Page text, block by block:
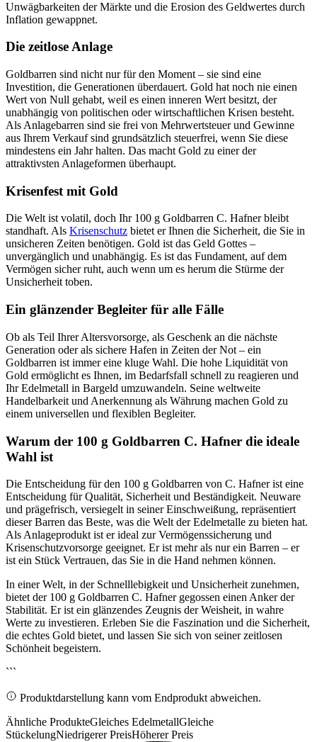
Unwägbarkeiten der Märkte und die Erosion des Geldwertes durch
Inflation gewappnet.
Die zeitlose Anlage
Goldbarren sind nicht nur für den Moment – sie sind eine
Investition, die Generationen überdauert. Gold hat noch nie einen
Wert von Null gehabt, weil es einen inneren Wert besitzt, der
unabhängig von politischen oder wirtschaftlichen Krisen besteht.
Als Anlagebarren sind sie frei von Mehrwertsteuer und Gewinne
aus Ihrem Verkauf sind grundsätzlich steuerfrei, wenn Sie diese
mindestens ein Jahr halten. Das macht Gold zu einer der
attraktivsten Anlageformen überhaupt.
Krisenfest mit Gold
Die Welt ist volatil, doch Ihr 100 g Goldbarren C. Hafner bleibt
standhaft. Als Krisenschutz bietet er Ihnen die Sicherheit, die Sie in
unsicheren Zeiten benötigen. Gold ist das Geld Gottes –
unvergänglich und unabhängig. Es ist das Fundament, auf dem
Vermögen sicher ruht, auch wenn um es herum die Stürme der
Unsicherheit toben.
Ein glänzender Begleiter für alle Fälle
Ob als Teil Ihrer Altersvorsorge, als Geschenk an die nächste
Generation oder als sichere Hafen in Zeiten der Not – ein
Goldbarren ist immer eine kluge Wahl. Die hohe Liquidität von
Gold ermöglicht es Ihnen, im Bedarfsfall schnell zu reagieren und
Ihr Edelmetall in Bargeld umzuwandeln. Seine weltweite
Handelbarkeit und Anerkennung als Währung machen Gold zu
einem universellen und flexiblen Begleiter.
Warum der 100 g Goldbarren C. Hafner die ideale
Wahl ist
Die Entscheidung für den 100 g Goldbarren von C. Hafner ist eine
Entscheidung für Qualität, Sicherheit und Beständigkeit. Neuware
und prägefrisch, versiegelt in seiner Einschweißung, repräsentiert
dieser Barren das Beste, was die Welt der Edelmetalle zu bieten hat.
Als Anlageprodukt ist er ideal zur Vermögenssicherung und
Krisenschutzvorsorge geeignet. Er ist mehr als nur ein Barren – er
ist ein Stück Vertrauen, das Sie in die Hand nehmen können.
In einer Welt, in der Schnelllebigkeit und Unsicherheit zunehmen,
bietet der 100 g Goldbarren C. Hafner gegossen einen Anker der
Stabilität. Er ist ein glänzendes Zeugnis der Weisheit, in wahre
Werte zu investieren. Erleben Sie die Faszination und die Sicherheit,
die echtes Gold bietet, und lassen Sie sich von seiner zeitlosen
Schönheit begeistern.
```
Produktdarstellung kann vom Endprodukt abweichen.
Ähnliche ProdukteGleiches EdelmetallGleiche
StückelungNiedrigerer PreisHöherer Preis